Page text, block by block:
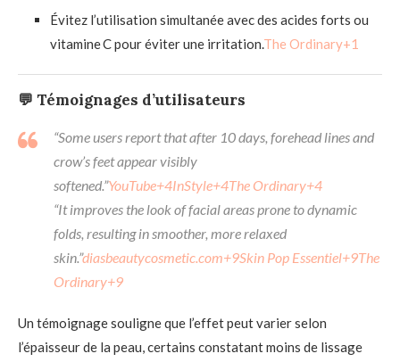
Évitez l’utilisation simultanée avec des acides forts ou
vitamine C pour éviter une irritation.The Ordinary+1
💬 Témoignages d’utilisateurs
“Some users report that after 10 days, forehead lines and
crow’s feet appear visibly
softened.”YouTube+4InStyle+4The Ordinary+4
“It improves the look of facial areas prone to dynamic
folds, resulting in smoother, more relaxed
skin.”diasbeautycosmetic.com+9Skin Pop Essentiel+9The
Ordinary+9
Un témoignage souligne que l’effet peut varier selon
l’épaisseur de la peau, certains constatant moins de lissage